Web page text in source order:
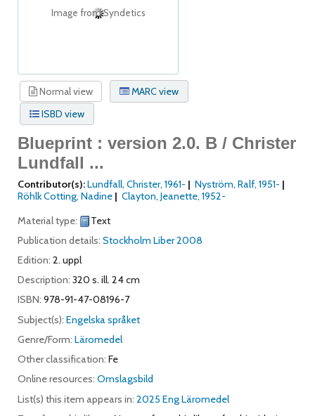
Image from Syndetics
Normal view
MARC view
ISBD view
Blueprint : version 2.0. B / Christer
Lundfall ...
Contributor(s):Lundfall, Christer, 1961- Nyström, Ralf, 1951-
Röhlk Cotting, Nadine
Clayton, Jeanette, 1952-
Material type:
Text
Publication details: Stockholm Liber2008
Edition: 2. uppl
Description: 320 s. ill. 24 cm
ISBN: 978-91-47-08196-7
Subject(s): Engelska språket
Genre/Form: Läromedel
Other classification: Fe
Online resources: Omslagsbild
List(s) this item appears in: 2025 Eng Läromedel